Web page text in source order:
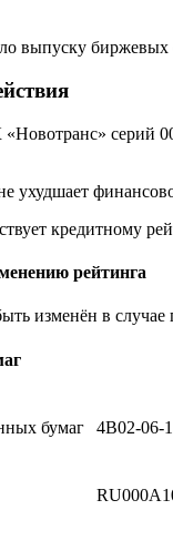
выпуску биржевых
серий
кредитному
рейтинга
изменён в
бумаг 4B02-06-